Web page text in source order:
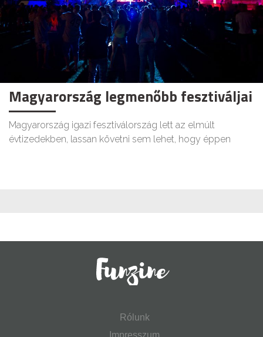
Magyarország legmenőbb fesztiváljai
Magyarország igazi fesztiválország lett az elmúlt
évtizedekben, lassan követni sem lehet, hogy éppen
Rólunk
Impresszum